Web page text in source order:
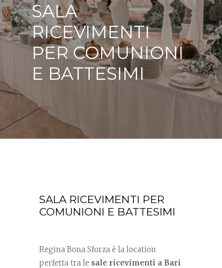
SALA
RICEVIMENTI
PER COMUNIONI
E BATTESIMI
SALA RICEVIMENTI PER
COMUNIONI E BATTESIMI
Regina Bona Sforza è la location
perfetta tra le sale ricevimenti a Bari